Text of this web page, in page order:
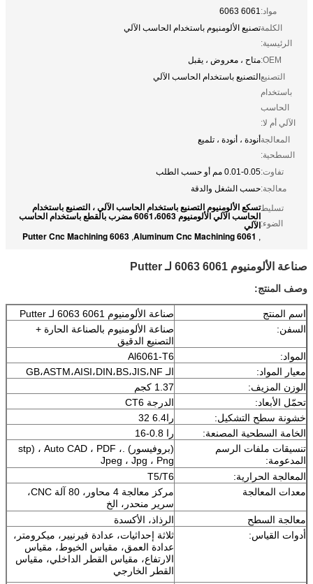
مواد:6061 6063
الكلمة
الرئيسية:
تصنيع الألومنيوم باستخدام الحاسب الآلي
OEM: متاح ، معروض ، يقبل
التصنيع
باستخدام
الحاسب
الآلي أم لا:
التصنيع باستخدام الحاسب الآلي
المعالجة
السطحية:
أنودة ، أنودة ، تلميع
تفاوت:0.01-0.05 مم أو حسب الطلب
معالجة:حسب الشغل والدقة
تسليط
الضوء:
تسكع الألومنيوم التصنيع باستخدام الحاسب الآلي ، التصنيع باستخدام
الحاسب الآلي الألومنيوم 6061،6063 مضرب بالقطع باستخدام الحاسب
الآلي
,
Aluminum Cnc Machining 6061
,
6063 Putter Cnc Machining
صناعة الألومنيوم 6061 6063 لـ Putter
وصف المنتج:
اسم المنتج
صناعة الألومنيوم 6061 6063 لـ Putter
السفن:
صناعة الألومنيوم بالصناعة الحارة +
التصنيع الدقيق
المواد:
Al6061-T6
معيار المواد:
الـ GB،ASTM،AISI،DIN،BS،JIS،NF
الوزن المزيف:
1.37 كجم
تحمّل الأبعاد:
الدرجة CT6
خشونة سطح التشكيل:
را6.4 32
الخامة السطحية المصنعة:
را 0.8-16
تنسيقات ملفات الرسم
المدعومة:
(بروفيسور) .stp) ، Auto CAD ، PDF ،
Jpeg ، Jpg ، Png
المعالجة الحرارية:
T5/T6
معدات المعالجة
مركز معالجة 4 محاور، 80 آلة CNC،
سرير منحدر، الخ
معالجة السطح
الرذاذ، الأكسدة
أدوات القياس:
ثلاثة إحداثيات، عدادة فيرنيير، ميكرومتر،
عدادة العمق، مقياس الخيوط، مقياس
الارتفاع، مقياس القطر الداخلي، مقياس
القطر الخارجي